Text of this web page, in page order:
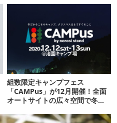
組数限定キャンプフェス
「CAMPus」が12月開催！全面
オートサイトの広々空間で冬フ